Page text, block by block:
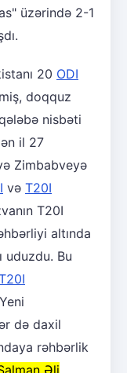
üzərində 2-1
20 ODI
doqquz
nisbəti
il 27
Zimbabveyə
və T20I
T20I
altında
uduzdu. Bu
də daxil
rəhbərlik
Əli